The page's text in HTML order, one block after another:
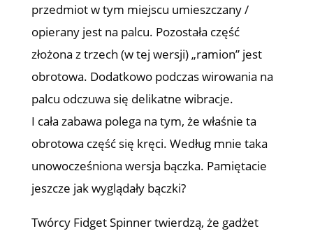
przedmiot w tym miejscu umieszczany /
opierany jest na palcu. Pozostała część
złożona z trzech (w tej wersji) „ramion” jest
obrotowa. Dodatkowo podczas wirowania na
palcu odczuwa się delikatne wibracje.
I cała zabawa polega na tym, że właśnie ta
obrotowa część się kręci. Według mnie taka
unowocześniona wersja bączka. Pamiętacie
jeszcze jak wyglądały bączki?
Twórcy Fidget Spinner twierdzą, że gadżet